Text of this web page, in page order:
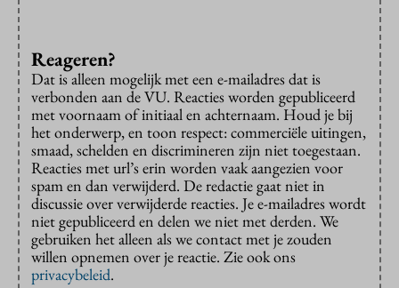
Reageren?
Dat is alleen mogelijk met een e-mailadres dat is
verbonden aan de VU. Reacties worden gepubliceerd
met voornaam of initiaal en achternaam. Houd je bij
het onderwerp, en toon respect: commerciële uitingen,
smaad, schelden en discrimineren zijn niet toegestaan.
Reacties met url’s erin worden vaak aangezien voor
spam en dan verwijderd. De redactie gaat niet in
discussie over verwijderde reacties. Je e-mailadres wordt
niet gepubliceerd en delen we niet met derden. We
gebruiken het alleen als we contact met je zouden
willen opnemen over je reactie. Zie ook ons
privacybeleid.